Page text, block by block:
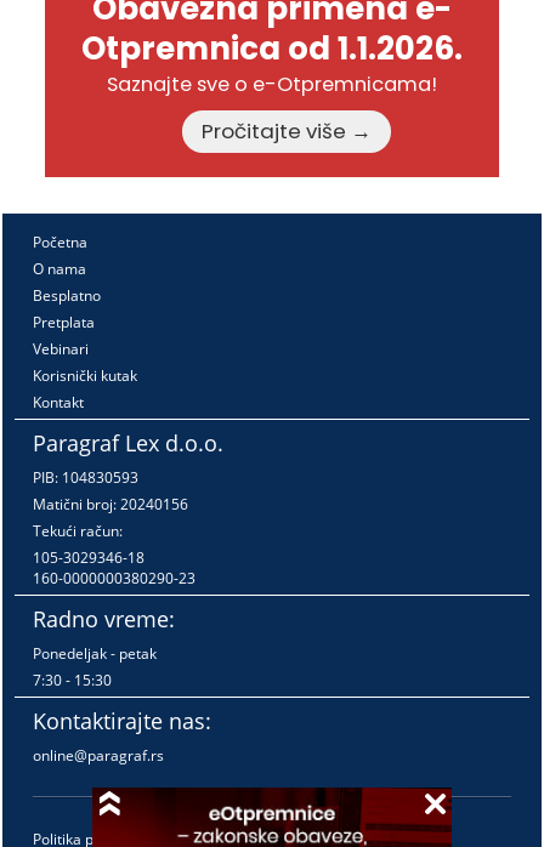
Otpremnica od 1.1.2026.
Saznajte sve o e-Otpremnicama!
Pročitajte više →
Početna
O nama
Besplatno
Pretplata
Vebinari
Korisnički kutak
Kontakt
Paragraf Lex d.o.o.
PIB: 104830593
Matični broj: 20240156
Tekući račun:
105-3029346-18
160-0000000380290-23
Radno vreme:
Ponedeljak - petak
7:30 - 15:30
Kontaktirajte nas:
online@paragraf.rs
Politika privatnosti